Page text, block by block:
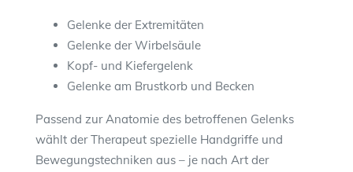
Gelenke der Extremitäten
Gelenke der Wirbelsäule
Kopf- und Kiefergelenk
Gelenke am Brustkorb und Becken
Passend zur Anatomie des betroffenen Gelenks
wählt der Therapeut spezielle Handgriffe und
Bewegungstechniken aus – je nach Art der